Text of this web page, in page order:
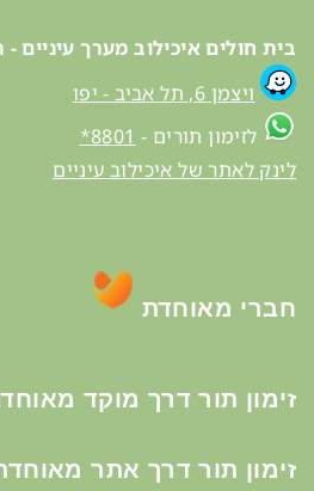
בית חולים איכילוב מערך עיניים
ויצמן 6, תל
אביב- יפו
לזימון תורים - 8801*
לינק לאתר של איכילוב עיניים
חברי מאוחדת
זימון תור דרך מוקד
זימון תור דרך אתר